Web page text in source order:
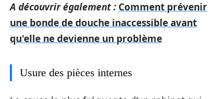
A découvrir également : Comment prévenir
une bonde de douche inaccessible avant
qu'elle ne devienne un problème
Usure des pièces internes